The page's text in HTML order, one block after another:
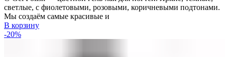
светлые, с фиолетовыми, розовыми, коричневыми подтонами.
Мы создаём самые красивые и
В корзину
-20%